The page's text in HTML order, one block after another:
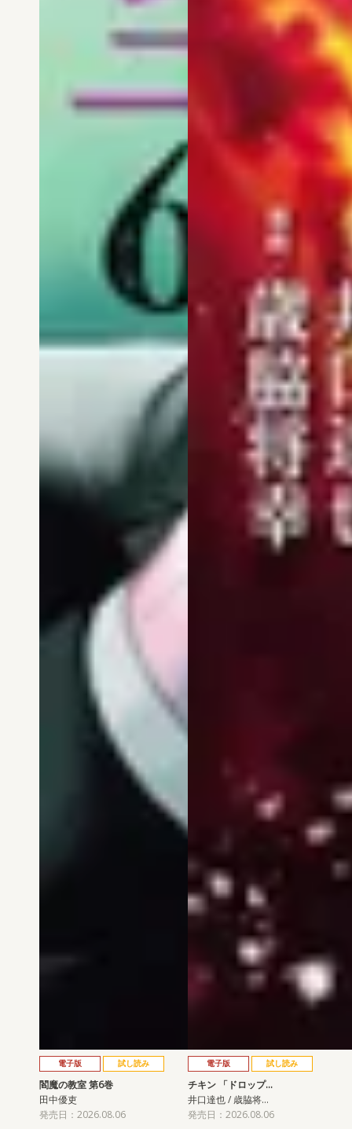
電子版 試し読み
閻魔の教室 第6巻
田中優吏
発売日：2026.08.06
電子版 試し読み
チキン 「ドロップ…
井口達也 / 歳脇将…
発売日：2026.08.06